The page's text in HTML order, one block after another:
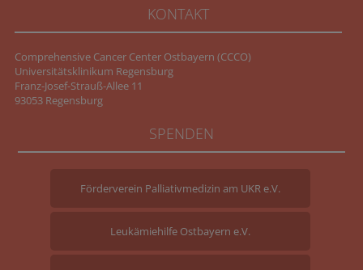
KONTAKT
Comprehensive Cancer Center Ostbayern (CCCO)
Universitätsklinikum Regensburg
Franz-Josef-Strauß-Allee 11
93053 Regensburg
SPENDEN
Förderverein Palliativmedizin am UKR e.V.
Leukämiehilfe Ostbayern e.V.